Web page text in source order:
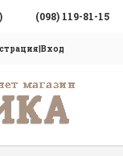
(098) 119-81-15